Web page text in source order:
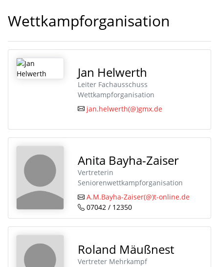
Wettkampforganisation
Jan Helwerth
Leiter Fachausschuss
Wettkampforganisation
jan.helwerth(@)gmx.de
Anita Bayha-Zaiser
Vertreterin
Seniorenwettkampforganisation
A.M.Bayha-Zaiser(@)t-online.de
07042 / 12350
Roland Mäußnest
Vertreter Mehrkampf